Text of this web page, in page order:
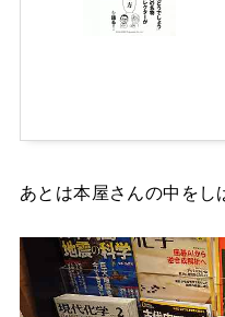
あとは本屋さんの中をし